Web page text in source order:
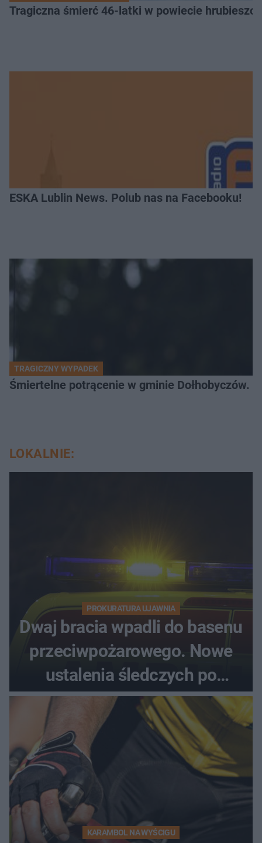
Tragiczna śmierć 46-latki w powiecie
ESKA Lublin News. Polub nas na Facebooku!
TRAGICZNY WYPADEK
Śmiertelne potrącenie w gminie Dołhobyczów.
LOKALNIE:
PROKURATURA UJAWNIA
Dwaj bracia wpadli do basenu
przeciwpożarowego. Nowe
ustalenia śledczych po
dramatycznej akcji
KARAMBOL NA WYŚCIGU